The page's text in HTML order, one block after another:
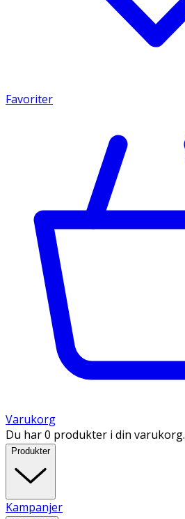
Favoriter
Varukorg
Du har 0 produkter i din varukorg.
Produkter
Kampanjer